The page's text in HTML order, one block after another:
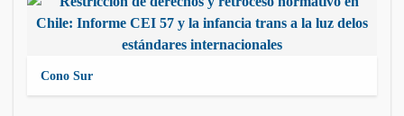
Cono Sur